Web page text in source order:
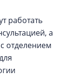
работать
а
отделением